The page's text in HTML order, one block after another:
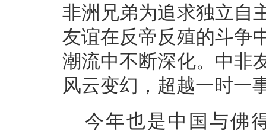
非洲兄弟为追求独立自
友谊在反帝反殖的斗争
潮流中不断深化。中非
风云变幻，超越一时一
今年也是中国与佛